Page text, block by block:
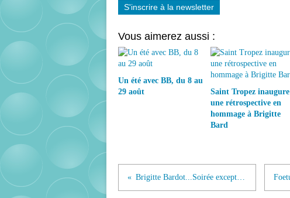
S'inscrire à la newsletter
Vous aimerez aussi :
Un été avec BB, du 8 au
29 août
Saint Tropez inaugure
une rétrospective en
hommage à Brigitte
Bard
Brigitte Bardot...Soirée exceptionnelle étude Rossini...